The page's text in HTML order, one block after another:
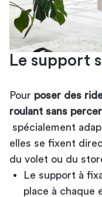
Le support
Pour poser des
roulant sans percer
spécialement
elles se fixent
du volet ou du
Le support à
place à chaque